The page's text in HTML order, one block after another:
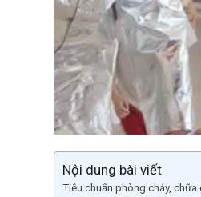
Nội dung bài viết
Tiêu chuẩn phòng cháy,